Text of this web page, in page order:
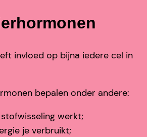
invloed op bijna iedere cel in
bepalen onder andere:
werkt;
je verbruikt;